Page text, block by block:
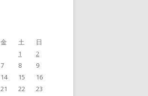
金 土 日
1
2
7 8
9
14 15
16
21 22
23